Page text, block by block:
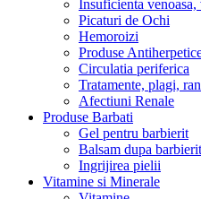
Insuficienta
Picaturi de Ochi
Hemoroizi
Produse
Circulatia periferica
Tratamente, plagi,
Afectiuni Renale
Produse Barbati
Gel pentru barbierit
Balsam dupa barbierit
Ingrijirea pielii
Vitamine si Minerale